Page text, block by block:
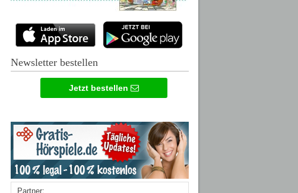
Newsletter bestellen
Jetzt bestellen
Partner: